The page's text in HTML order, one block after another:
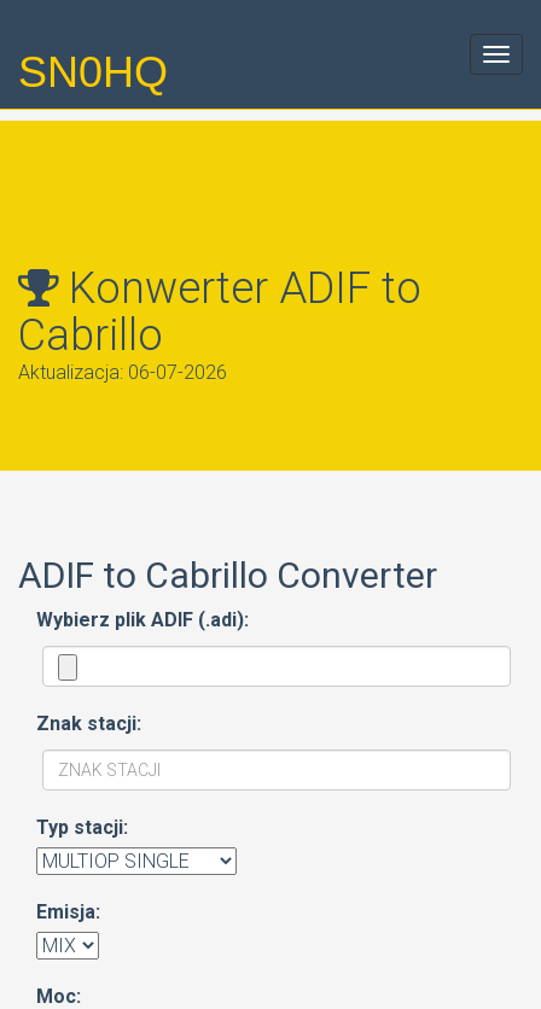
SN0HQ
Konwerter ADIF to
Cabrillo
Aktualizacja: 06-07-2026
ADIF to Cabrillo Converter
Wybierz plik ADIF (.adi):
Znak stacji:
Typ stacji:
Emisja:
Moc: